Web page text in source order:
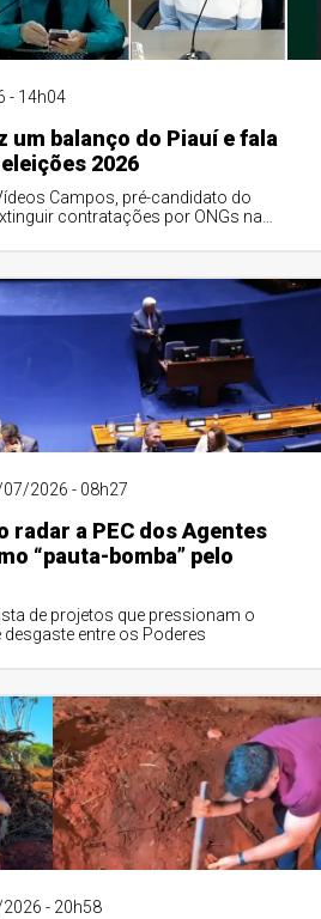
- 14h04
um balanço do Piauí e fala
2026
Campos, pré-candidato do
contratações por ONGs na
2026 - 08h27
radar a PEC dos Agentes
“pauta-bomba” pelo
de projetos que pressionam o
entre os Poderes
- 20h58